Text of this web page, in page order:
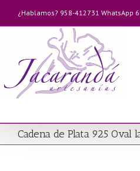
contenido
¿Hablamos? 958-412731 WhatsApp
Cadena de Plata 925 Oval